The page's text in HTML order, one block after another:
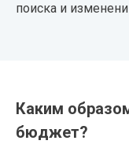
поиска и
Каким
бюджет?